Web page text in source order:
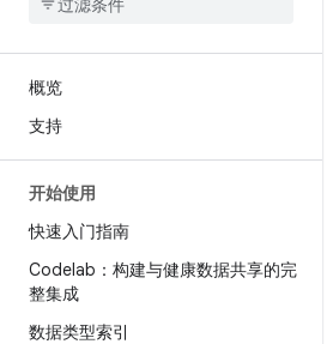
概览
支持
开始使用
快速入门指南
Codelab：构建与健康数据共享的完
整集成
数据类型索引